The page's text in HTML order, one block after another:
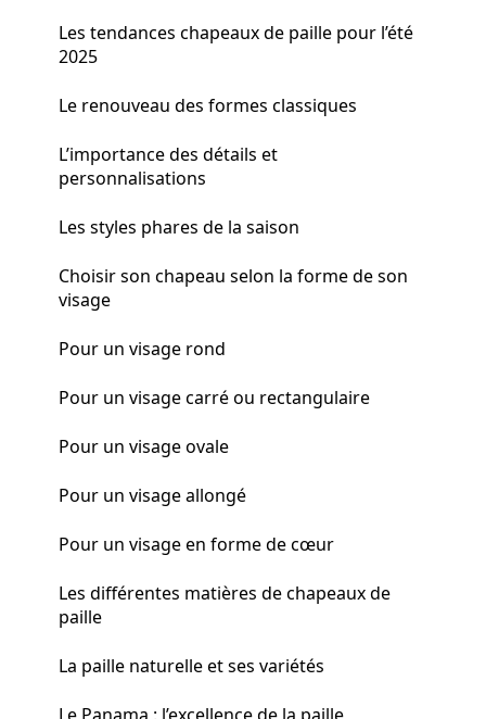
Les tendances chapeaux de paille pour l’été
2025
Le renouveau des formes classiques
L’importance des détails et
personnalisations
Les styles phares de la saison
Choisir son chapeau selon la forme de son
visage
Pour un visage rond
Pour un visage carré ou rectangulaire
Pour un visage ovale
Pour un visage allongé
Pour un visage en forme de cœur
Les différentes matières de chapeaux de
paille
La paille naturelle et ses variétés
Le Panama : l’excellence de la paille